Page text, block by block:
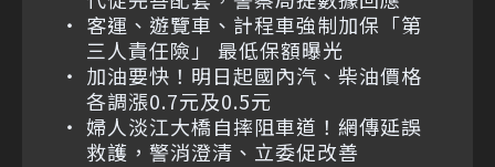
客運、遊覽車、計程車強制加保「第
三人責任險」 最低保額曝光
加油要快！明日起國內汽、柴油價格
各調漲0.7元及0.5元
婦人淡江大橋自摔阻車道！網傳延誤
救護，警消澄清、立委促改善